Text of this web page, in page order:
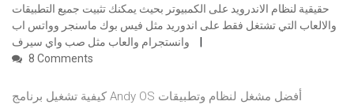
حقيقية لنظام الاندرويد على الكمبيوتر بحيث يمكنك تثبيت جميع التطبيقات
والالعاب التي تشتغل فقط على اندوريد مثل فيس بوك ماسنجر وواتس اب
8 Comments
كيفية تشغيل برنامج Andy OS أفضل مشغل لنظام وتطبيقات